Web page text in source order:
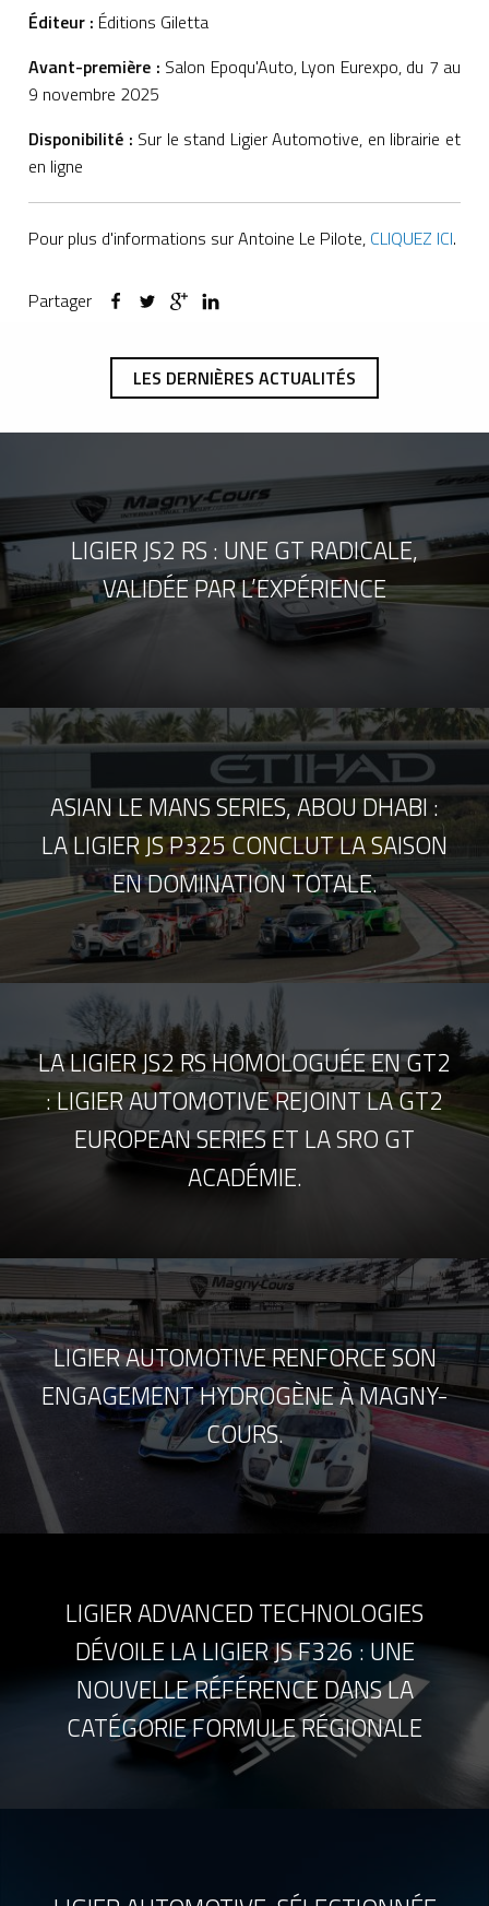
Éditeur : Éditions Giletta
Avant-première : Salon Epoqu'Auto, Lyon Eurexpo, du 7 au
9 novembre 2025
Disponibilité : Sur le stand Ligier Automotive, en librairie et
en ligne
Pour plus d'informations sur Antoine Le Pilote, CLIQUEZ ICI.
Partager
LES DERNIÈRES ACTUALITÉS
LIGIER JS2 RS : UNE GT RADICALE,
VALIDÉE PAR L’EXPÉRIENCE
ASIAN LE MANS SERIES, ABOU DHABI :
LA LIGIER JS P325 CONCLUT LA SAISON
EN DOMINATION TOTALE.
LA LIGIER JS2 RS HOMOLOGUÉE EN GT2
: LIGIER AUTOMOTIVE REJOINT LA GT2
EUROPEAN SERIES ET LA SRO GT
ACADÉMIE.
LIGIER AUTOMOTIVE RENFORCE SON
ENGAGEMENT HYDROGÈNE À MAGNY-
COURS.
LIGIER ADVANCED TECHNOLOGIES
DÉVOILE LA LIGIER JS F326 : UNE
NOUVELLE RÉFÉRENCE DANS LA
CATÉGORIE FORMULE RÉGIONALE